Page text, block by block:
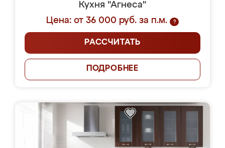
Кухня "Агнеса"
Цена: от 36 000 руб. за п.м.
?
РАССЧИТАТЬ
ПОДРОБНЕЕ